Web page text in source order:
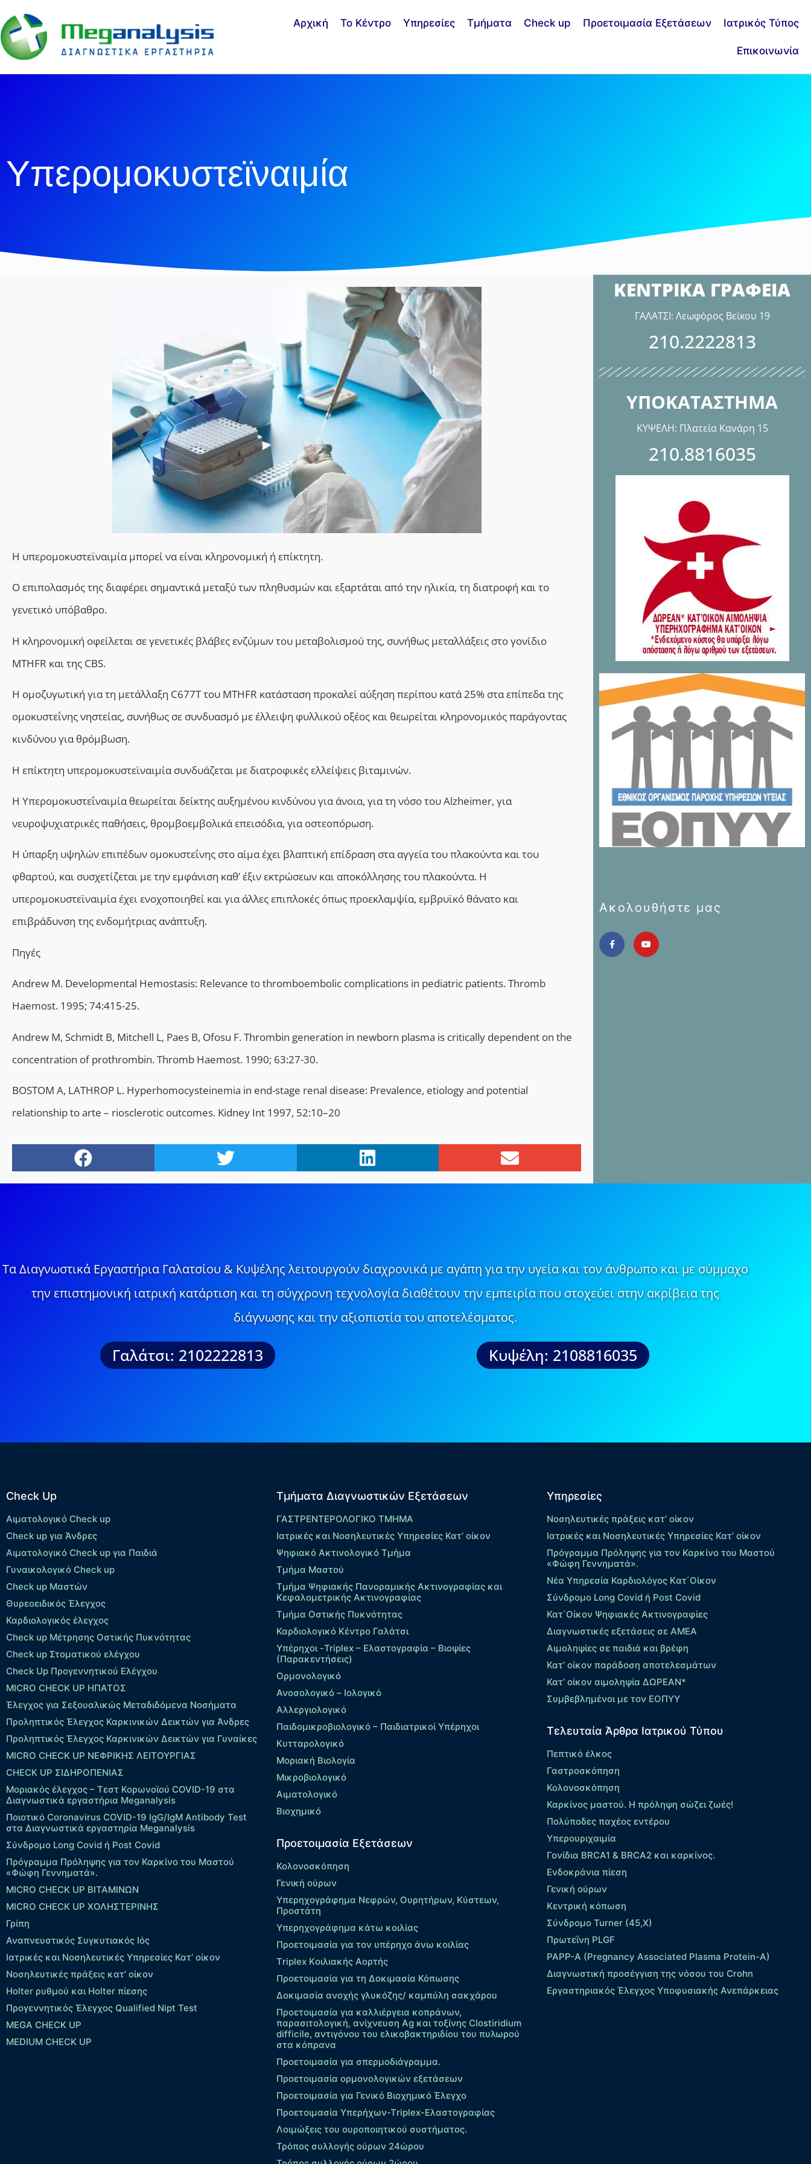
Αρχική Το Κέντρο Υπηρεσίες Τμήματα Check up Προετοιμασία Εξετάσεων Ιατρικός Τύπος
Επικοινωνία
Υπερομοκυστεϊναιμία
Η υπερομοκυστεϊναιμία μπορεί να είναι κληρονομική ή επίκτητη.
Ο επιπολασμός της διαφέρει σημαντικά μεταξύ των πληθυσμών και εξαρτάται από την ηλικία, τη διατροφή και το
γενετικό υπόβαθρο.
Η κληρονομική οφείλεται σε γενετικές βλάβες ενζύμων του μεταβολισμού της, συνήθως μεταλλάξεις στο γονίδιο
MTHFR και της CBS.
Η ομοζυγωτική για τη μετάλλαξη C677T του MTHFR κατάσταση προκαλεί αύξηση περίπου κατά 25% στα επίπεδα της
ομοκυστεΐνης νηστείας, συνήθως σε συνδυασμό με έλλειψη φυλλικού οξέος και θεωρείται κληρονομικός παράγοντας
κινδύνου για θρόμβωση.
Η επίκτητη υπερομοκυστεϊναιμία συνδυάζεται με διατροφικές ελλείψεις βιταμινών.
Η Υπερομοκυστεΐναιμία θεωρείται δείκτης αυξημένου κινδύνου για άνοια, για τη νόσο του Alzheimer, για
νευροψυχιατρικές παθήσεις, θρομβοεμβολικά επεισόδια, για οστεοπόρωση.
Η ύπαρξη υψηλών επιπέδων ομοκυστεΐνης στο αίμα έχει βλαπτική επίδραση στα αγγεία του πλακούντα και του
φθαρτού, και συσχετίζεται με την εμφάνιση καθ’ έξιν εκτρώσεων και αποκόλλησης του πλακούντα. Η
υπερομοκυστεϊναιμία έχει ενοχοποιηθεί και για άλλες επιπλοκές όπως προεκλαμψία, εμβρυϊκό θάνατο και
επιβράδυνση της ενδομήτριας ανάπτυξη.
Πηγές
Andrew M. Developmental Hemostasis: Relevance to thromboembolic complications in pediatric patients. Thromb
Haemost. 1995; 74:415-25.
Andrew M, Schmidt B, Mitchell L, Paes B, Ofosu F. Thrombin generation in newborn plasma is critically dependent on the
concentration of prothrombin. Thromb Haemost. 1990; 63:27-30.
BOSTOM A, LATHROP L. Hyperhomocysteinemia in end-stage renal disease: Prevalence, etiology and potential
relationship to arte – riosclerotic outcomes. Kidney Int 1997, 52:10–20
ΚΕΝΤΡΙΚΑ ΓΡΑΦΕΙΑ
ΓΑΛΑΤΣΙ: Λεωφόρος Βεϊκου 19
210.2222813
ΥΠΟΚΑΤΑΣΤΗΜΑ
ΚΥΨΕΛΗ: Πλατεία Κανάρη 15
210.8816035
Ακολουθήστε μας
Τα Διαγνωστικά Εργαστήρια Γαλατσίου & Κυψέλης λειτουργούν διαχρονικά με αγάπη για την υγεία και τον άνθρωπο και με σύμμαχο
την επιστημονική ιατρική κατάρτιση και τη σύγχρονη τεχνολογία διαθέτουν την εμπειρία που στοχεύει στην ακρίβεια της
διάγνωσης και την αξιοπιστία του αποτελέσματος.
Γαλάτσι: 2102222813 Κυψέλη: 2108816035
Check Up
Αιματολογικό Check up
Check up για Άνδρες
Αιματολογικό Check up για Παιδιά
Γυναικολογικό Check up
Check up Μαστών
Θυρεοειδικός Έλεγχος
Καρδιολογικός έλεγχος
Check up Mέτρησης Οστικής Πυκνότητας
Check up Στοματικού ελέγχου
Check Up Προγεννητικού Ελέγχου
MICRO CHECK UP HΠΑΤΟΣ
Έλεγχος για Σεξουαλικώς Μεταδιδόμενα Νοσήματα
Προληπτικός Έλεγχος Καρκινικών Δεικτών για Άνδρες
Προληπτικός Έλεγχος Καρκινικών Δεικτών για Γυναίκες
MICRO CHECK UP ΝΕΦΡΙΚΗΣ ΛΕΙΤΟΥΡΓΙΑΣ
CHECK UP ΣΙΔΗΡΟΠΕΝΙΑΣ
Μοριακός έλεγχος – Τεστ Κορωνοϊού COVID-19 στα
Διαγνωστικά εργαστήρια Meganalysis
Ποιοτικό Coronavirus COVID-19 IgG/IgM Antibody Test
στα Διαγνωστικά εργαστηρία Meganalysis
Σύνδρομο Long Covid ή Post Covid
Πρόγραμμα Πρόληψης για τον Καρκίνο του Μαστού
«Φώφη Γεννηματά».
MICRO CHECK UP ΒΙΤΑΜΙΝΩΝ
MICRO CHECK UP ΧΟΛΗΣΤΕΡΙΝΗΣ
Γρίπη
Αναπνευστικός Συγκυτιακός Ιός
Ιατρικές και Νοσηλευτικές Υπηρεσίες Κατ’ οίκον
Νοσηλευτικές πράξεις κατ’ οίκον
Holter ρυθμού και Holter πίεσης
Προγεννητικός Έλεγχος Qualified Nipt Test
MEGA CHECK UP
MEDIUM CHECK UP
Τμήματα Διαγνωστικών Εξετάσεων
ΓΑΣΤΡΕΝΤΕΡΟΛΟΓΙΚΟ ΤΜΗΜΑ
Ιατρικές και Νοσηλευτικές Υπηρεσίες Κατ’ οίκον
Ψηφιακό Ακτινολογικό Τμήμα
Τμήμα Μαστού
Τμήμα Ψηφιακής Πανοραμικής Ακτινογραφίας και
Κεφαλομετρικής Ακτινογραφίας
Τμήμα Οστικής Πυκνότητας
Καρδιολογικό Κέντρο Γαλάτσι
Υπέρηχοι -Triplex – Eλαστογραφία – Βιοψίες
(Παρακεντήσεις)
Ορμονολογικό
Ανοσολογικό – Ιολογικό
Αλλεργιολογικό
Παιδομικροβιολογικό – Παιδιατρικοί Υπέρηχοι
Κυτταρολογικό
Μοριακή Βιολογία
Μικροβιολογικό
Αιματολογικό
Βιοχημικό
Προετοιμασία Εξετάσεων
Κολονοσκόπηση
Γενική ούρων
Υπερηχογράφημα Νεφρών, Ουρητήρων, Κύστεων,
Προστάτη
Υπερηχογράφημα κάτω κοιλίας
Προετοιμασία για τον υπέρηχο άνω κοιλίας
Τriplex Kοιλιακής Αορτής
Προετοιμασία για τη Δοκιμασία Κόπωσης
Δοκιμασία ανοχής γλυκόζης/ καμπύλη σακχάρου
Προετοιμασία για καλλιέργεια κοπράνων,
παρασιτολογική, ανίχνευση Ag και τοξίνης Clostiridium
difficile, αντιγόνου του ελικοβακτηριδίου του πυλωρού
στα κόπρανα
Προετοιμασία για σπερμοδιάγραμμα.
Προετοιμασία ορμονολογικών εξετάσεων
Προετοιμασία για Γενικό Βιοχημικό Έλεγχο
Προετοιμασία Υπερήχων-Τriplex-Ελαστογραφίας
Λοιμώξεις του ουροποιητικού συστήματος.
Τρόπος συλλογής ούρων 24ώρου
Υπηρεσίες
Νοσηλευτικές πράξεις κατ’ οίκον
Ιατρικές και Νοσηλευτικές Υπηρεσίες Κατ’ οίκον
Πρόγραμμα Πρόληψης για τον Καρκίνο του Μαστού
«Φώφη Γεννηματά».
Νέα Υπηρεσία Καρδιολόγος Kατ΄Οίκον
Σύνδρομο Long Covid ή Post Covid
Κατ΄Οίκον Ψηφιακές Ακτινογραφίες
Διαγνωστικές εξετάσεις σε ΑΜΕΑ
Αιμοληψίες σε παιδιά και βρέφη
Κατ’ οίκον παράδοση αποτελεσμάτων
Κατ’ οίκον αιμοληψία ΔΩΡΕΑΝ*
Συμβεβλημένοι με τον ΕΟΠΥΥ
Τελευταία Άρθρα Ιατρικού Τύπου
Πεπτικό έλκος
Γαστροσκόπηση
Κολονοσκόπηση
Καρκίνος μαστού. Η πρόληψη σώζει ζωές!
Πολύποδες παχέος εντέρου
Yπερουριχαιμία
Γονίδια BRCA1 & BRCA2 και καρκίνος.
Ενδοκράνια πίεση
Γενική ούρων
Κεντρική κόπωση
Σύνδρομο Turner (45,X)
Πρωτεΐνη PLGF
PAPP-A (Pregnancy Associated Plasma Protein-A)
Διαγνωστική προσέγγιση της νόσου του Crohn
Εργαστηριακός Έλεγχος Υποφυσιακής Ανεπάρκειας